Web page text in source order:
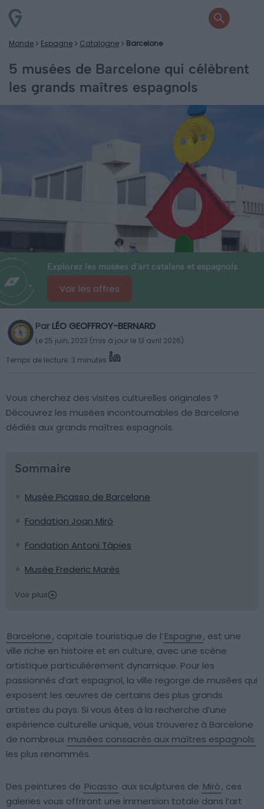
Monde Espagne Catalogne Barcelone
5 musées de Barcelone qui célèbrent
les grands maîtres espagnols
Explorez les musées d'art catalans et espagnols
Voir les offres
Par LÉO GEOFFROY-BERNARD
Le 25 juin, 2023 (mis à jour le 13 avril 2026)
Temps de lecture: 3 minutes
Vous cherchez des visites culturelles originales ?
Découvrez les musées incontournables de Barcelone
dédiés aux grands maîtres espagnols.
Sommaire
Musée Picasso de Barcelone
Fondation Joan Miró
Fondation Antoni Tàpies
Musée Frederic Marès
Voir plus
Barcelone, capitale touristique de l’Espagne, est une
ville riche en histoire et en culture, avec une scène
artistique particulièrement dynamique. Pour les
passionnés d’art espagnol, la ville regorge de musées qui
exposent les œuvres de certains des plus grands
artistes du pays. Si vous êtes à la recherche d’une
expérience culturelle unique, vous trouverez à Barcelone
de nombreux musées consacrés aux maîtres espagnols
les plus renommés.
Des peintures de Picasso aux sculptures de Miró, ces
galeries vous offriront une immersion totale dans l’art